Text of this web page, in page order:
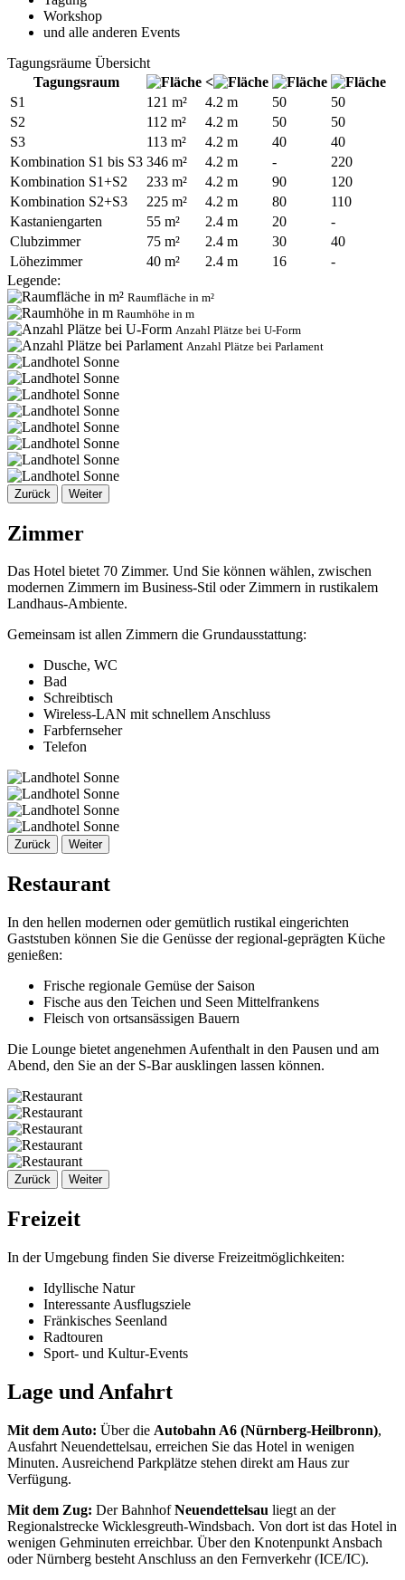
Workshop
und alle anderen Events
Tagungsräume Übersicht
Tagungsraum
<
S1
121 m² 4.2 m 50
50
S2
112 m² 4.2 m 50
50
S3
113 m² 4.2 m 40
40
Kombination S1 bis S3 346 m² 4.2 m -
220
Kombination S1+S2
233 m² 4.2 m 90
120
Kombination S2+S3
225 m² 4.2 m 80
110
Kastaniengarten
55 m² 2.4 m 20
-
Clubzimmer
75 m² 2.4 m 30
40
Löhezimmer
40 m² 2.4 m 16
-
Legende:
Raumfläche in m²
Raumhöhe in m
Anzahl Plätze bei U-Form
Anzahl Plätze bei Parlament
Zurück Weiter
Zimmer
Das Hotel bietet 70 Zimmer. Und Sie können wählen, zwischen
modernen Zimmern im Business-Stil oder Zimmern in rustikalem
Landhaus-Ambiente.
Gemeinsam ist allen Zimmern die Grundausstattung:
Dusche, WC
Bad
Schreibtisch
Wireless-LAN mit schnellem Anschluss
Farbfernseher
Telefon
Zurück Weiter
Restaurant
In den hellen modernen oder gemütlich rustikal eingerichten
Gaststuben können Sie die Genüsse der regional-geprägten Küche
genießen:
Frische regionale Gemüse der Saison
Fische aus den Teichen und Seen Mittelfrankens
Fleisch von ortsansässigen Bauern
Die Lounge bietet angenehmen Aufenthalt in den Pausen und am
Abend, den Sie an der S-Bar ausklingen lassen können.
Zurück Weiter
Freizeit
In der Umgebung finden Sie diverse Freizeitmöglichkeiten:
Idyllische Natur
Interessante Ausflugsziele
Fränkisches Seenland
Radtouren
Sport- und Kultur-Events
Lage und Anfahrt
Mit dem Auto: Über die Autobahn A6 (Nürnberg-Heilbronn),
Ausfahrt Neuendettelsau, erreichen Sie das Hotel in wenigen
Minuten. Ausreichend Parkplätze stehen direkt am Haus zur
Verfügung.
Mit dem Zug: Der BahnhofNeuendettelsau liegt an der
Regionalstrecke Wicklesgreuth-Windsbach. Von dort ist das Hotel in
wenigen Gehminuten erreichbar. Über den Knotenpunkt Ansbach
oder Nürnberg besteht Anschluss an den Fernverkehr (ICE/IC).